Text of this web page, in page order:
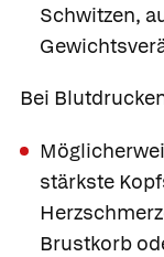
Schwitzen,
Bei
stärkste
Brustkorb